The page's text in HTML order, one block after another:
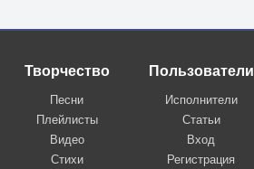
Творчество
Песни
Плейлисты
Видео
Стихи
Пользователи
Исполнители
Статьи
Вход
Регистрация